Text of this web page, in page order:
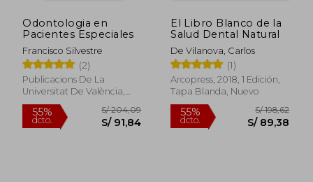
55%
dcto. S/ 342,80
55%
dcto.
S/
S/
Odontologia en
Pacientes Especiales
Francisco Silvestre
(2)
Publicacions De La
Universitat De València,
2009, 1 Edición, Tapa
Blanda, Nuevo
El Libro Blanco de la
Salud Dental Natural
De Vilanova, Carlos
(1)
Arcopress, 2018, 1 Edición,
Tapa Blanda, Nuevo